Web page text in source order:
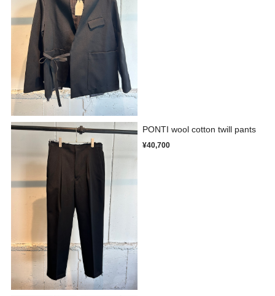
PONTI wool cotton twill pants
¥40,700